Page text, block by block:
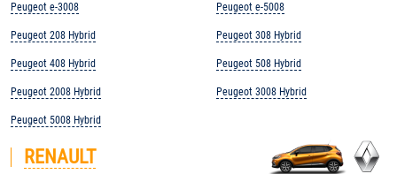
Peugeot e-3008
Peugeot 208 Hybrid
Peugeot 408 Hybrid
Peugeot 2008 Hybrid
Peugeot 5008 Hybrid
Peugeot e-5008
Peugeot 308 Hybrid
Peugeot 508 Hybrid
Peugeot 3008 Hybrid
RENAULT